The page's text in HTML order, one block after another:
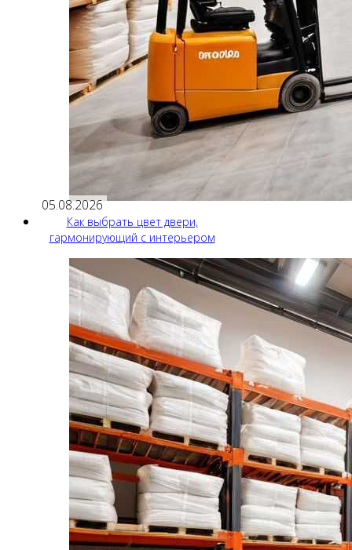
05.08.2026
Как выбрать цвет двери,
гармонирующий с интерьером